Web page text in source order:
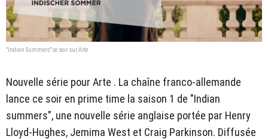
"Indian Summers" ce soir sur Arte
Nouvelle série pour Arte . La chaîne franco-allemande
lance ce soir en prime time la saison 1 de "Indian
summers", une nouvelle série anglaise portée par Henry
Lloyd-Hughes, Jemima West et Craig Parkinson. Diffusée